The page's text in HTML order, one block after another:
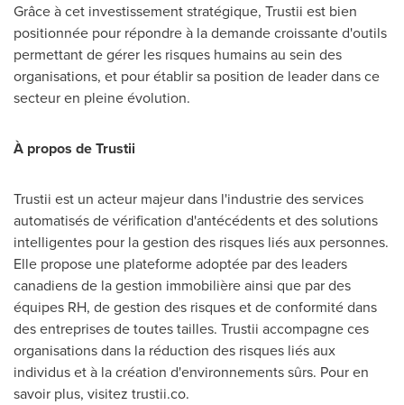
Grâce à cet investissement stratégique, Trustii est bien
positionnée pour répondre à la demande croissante d'outils
permettant de gérer les risques humains au sein des
organisations, et pour établir sa position de leader dans ce
secteur en pleine évolution.
À propos de Trustii
Trustii est un acteur majeur dans l'industrie des services
automatisés de vérification d'antécédents et des solutions
intelligentes pour la gestion des risques liés aux personnes.
Elle propose une plateforme adoptée par des leaders
canadiens de la gestion immobilière ainsi que par des
équipes RH, de gestion des risques et de conformité dans
des entreprises de toutes tailles. Trustii accompagne ces
organisations dans la réduction des risques liés aux
individus et à la création d'environnements sûrs. Pour en
savoir plus, visitez trustii.co.